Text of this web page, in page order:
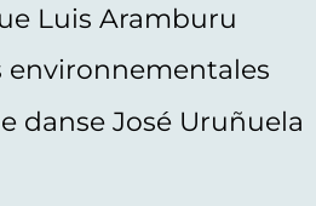
Luis Aramburu
environnementales
danse José Uruñuela